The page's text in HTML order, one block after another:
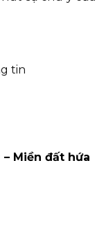
tin
Miền đất hứa